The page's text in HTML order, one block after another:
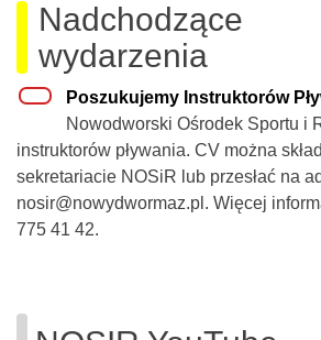
Nadchodzące
wydarzenia
Poszukujemy Instruktorów
Nowodworski Ośrodek Sportu i
instruktorów pływania. CV można
sekretariacie NOSiR lub przesłać na
nosir@nowydwormaz.pl. Więcej
775 41 42.